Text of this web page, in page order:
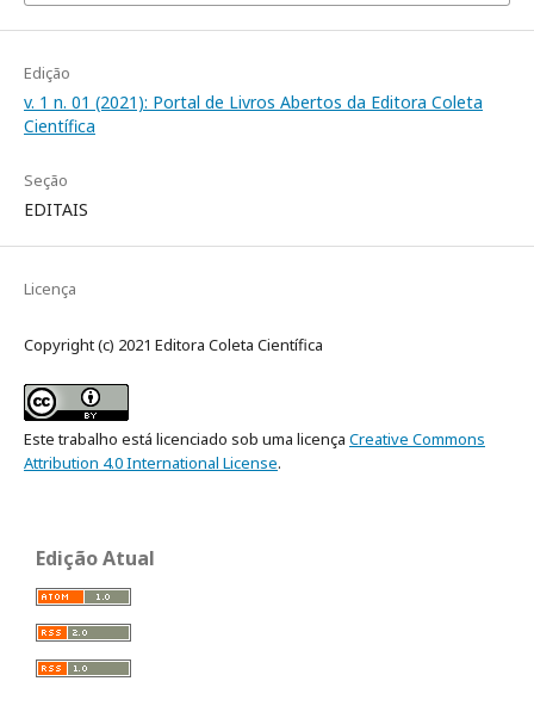
Edição
v. 1 n. 01 (2021): Portal de Livros Abertos da Editora Coleta
Científica
Seção
EDITAIS
Licença
Copyright (c) 2021 Editora Coleta Científica
Este trabalho está licenciado sob uma licença Creative Commons
Attribution 4.0 International License.
Edição Atual